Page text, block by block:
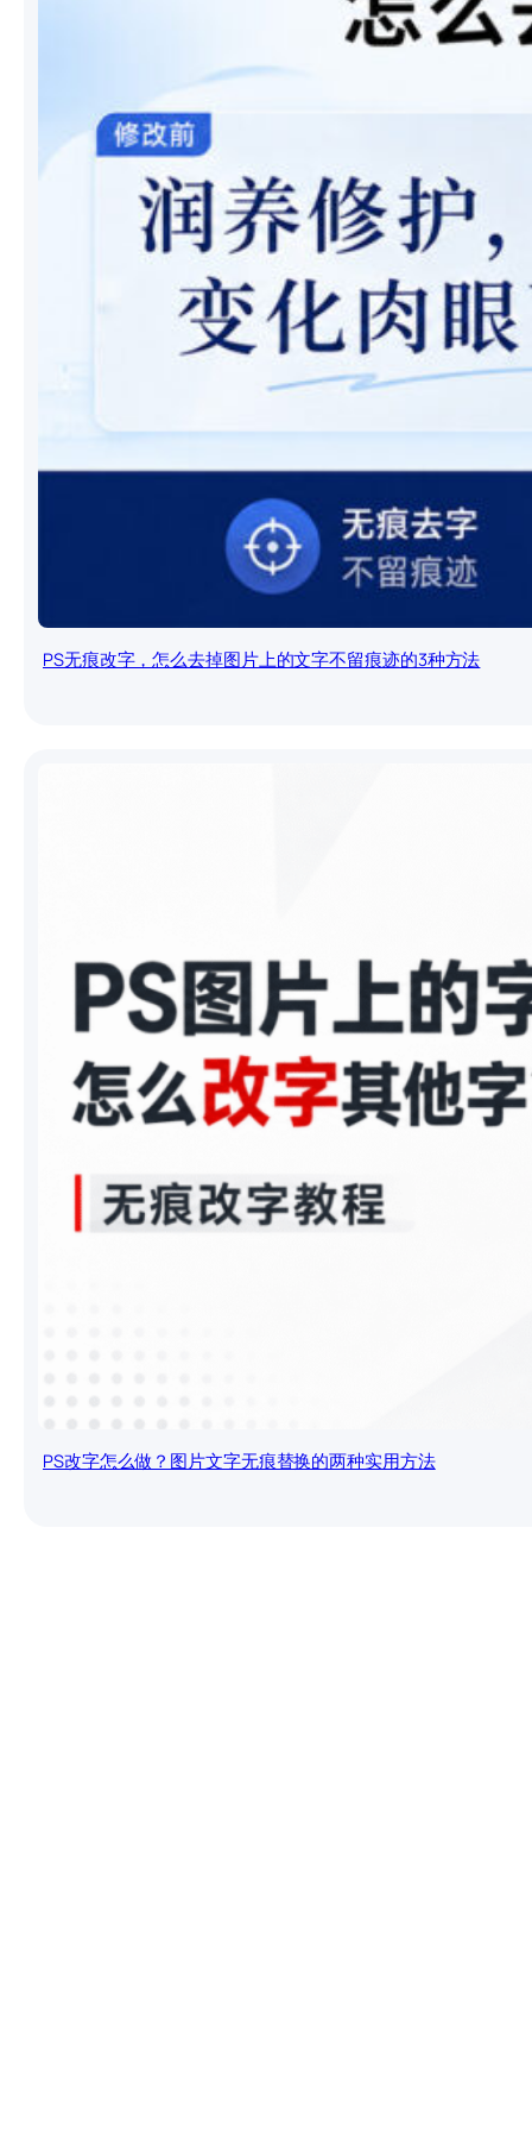
PS无痕改字，怎么去掉图片上的文字不留痕迹的3种方法
PS改字怎么做？图片文字无痕替换的两种实用方法